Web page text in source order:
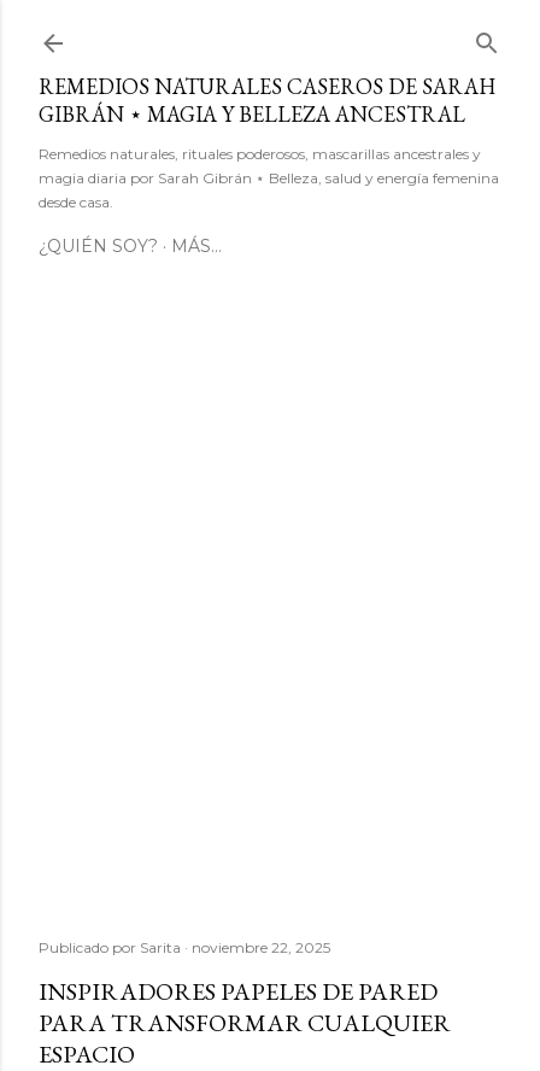
REMEDIOS NATURALES CASEROS DE SARAH
GIBRÁN ⋆ MAGIA Y BELLEZA ANCESTRAL
Remedios naturales, rituales poderosos, mascarillas ancestrales y
magia diaria por Sarah Gibrán ⋆ Belleza, salud y energía femenina
desde casa.
¿QUIÉN SOY? MÁS…
Publicado por Sarita noviembre 22, 2025
INSPIRADORES PAPELES DE PARED
PARA TRANSFORMAR CUALQUIER
ESPACIO